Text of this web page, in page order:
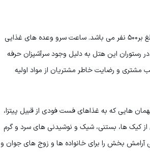
هتل آرامیس پلاس در طبقه اول خود دارای رستوران فوق العاده بزرگی بوده که ظرفیت آن بالغ بر۵۰۰ نفر می باشد. ساعت سرو وعده های غذایی
در این هتل به صورت مقابل است: صبحانه از ساعت ۸ صبح تا ۱۰، ناهار از ساعت ۱۳ تا ۱۵ .در رستوران این هتل به دلیل وجود سرآشپزان حرفه
مشتری و رضایت خاطر مشتریان از مواد اولیه
هایی که به غذاهای فست فودی از قبیل پیتزا،
از کیک ها، بستنی، شیک و نوشیدنی های سرد و گرم
بخش را برای خانواده ها و زوج های جوان و